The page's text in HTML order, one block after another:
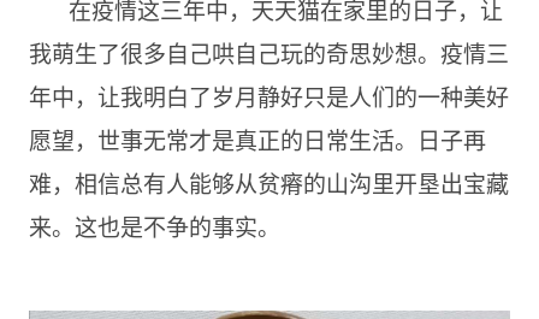
在疫情这三年中，天天猫在家里的日子，让
我萌生了很多自己哄自己玩的奇思妙想。疫情三
年中，让我明白了岁月静好只是人们的一种美好
愿望，世事无常才是真正的日常生活。日子再
难，相信总有人能够从贫瘠的山沟里开垦出宝藏
来。这也是不争的事实。